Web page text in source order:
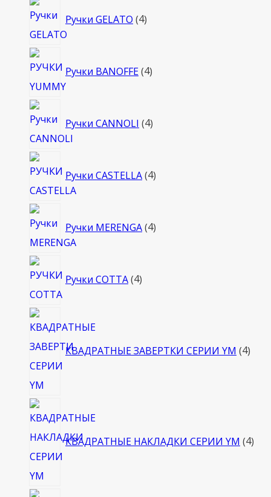
Ручки GELATO 4товара
Ручки BANOFFE 4товара
Ручки CANNOLI 4товара
Ручки CASTELLA 4товара
Ручки MERENGA 4товара
Ручки COTTA 4товара
КВАДРАТНЫЕ ЗАВЕРТКИ СЕРИИ YM 4
КВАДРАТНЫЕ НАКЛАДКИ СЕРИИ YM 4